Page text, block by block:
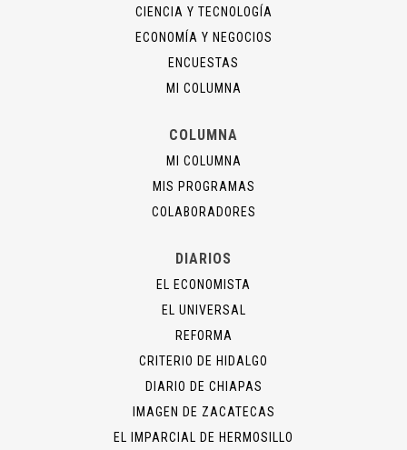
CIENCIA Y TECNOLOGÍA
ECONOMÍA Y NEGOCIOS
ENCUESTAS
MI COLUMNA
COLUMNA
MI COLUMNA
MIS PROGRAMAS
COLABORADORES
DIARIOS
EL ECONOMISTA
EL UNIVERSAL
REFORMA
CRITERIO DE HIDALGO
DIARIO DE CHIAPAS
IMAGEN DE ZACATECAS
EL IMPARCIAL DE HERMOSILLO